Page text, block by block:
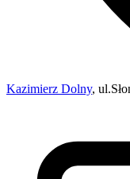
Kazimierz Dolny,